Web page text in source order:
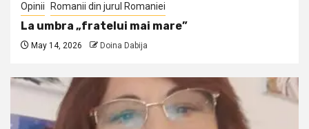
Opinii Romanii din jurul Romaniei
La umbra „fratelui mai mare”
May 14, 2026 Doina Dabija